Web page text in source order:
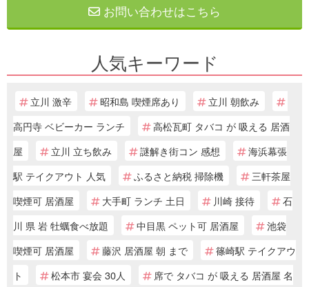
お問い合わせはこちら
人気キーワード
立川 激辛 昭和島 喫煙席あり
立川 朝飲み
高円寺 ベビーカー ランチ
高松瓦町 タバコ が 吸える 居酒
屋
立川 立ち飲み 謎解き街コン 感想
海浜幕張
駅 テイクアウト 人気
ふるさと納税 掃除機
三軒茶屋
喫煙可 居酒屋
大手町 ランチ 土日 川崎 接待
石
川 県 岩 牡蠣食べ放題
中目黒 ペット可 居酒屋
池袋
喫煙可 居酒屋
藤沢 居酒屋 朝 まで
篠崎駅 テイクアウ
ト
松本市 宴会 30人
席で タバコ が 吸える 居酒屋 名